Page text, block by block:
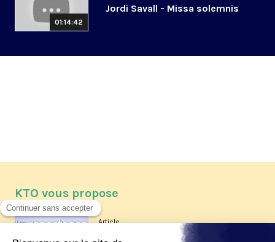
01:14:42
Jordi Savall - Missa solemnis
KTO vous propose
Article
Les reportages d'été 2026 de KTO